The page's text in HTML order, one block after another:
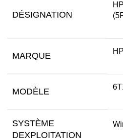
DÉSIGNATION
MARQUE HP
MODÈLE
SYSTÈME
DEXPLOITATION